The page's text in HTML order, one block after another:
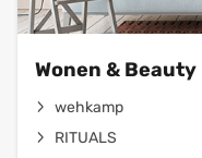
Wonen & Beauty
wehkamp
RITUALS